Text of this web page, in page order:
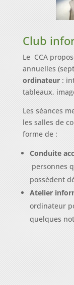
Club
Le CCA
annuelles
ordinateur:
tableaux,
Les séances
les salles de
forme de :
Conduite
personnes
possèdent
Atelier
ordinateur
quelques